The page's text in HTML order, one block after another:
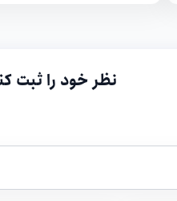
نظر خود را ثبت